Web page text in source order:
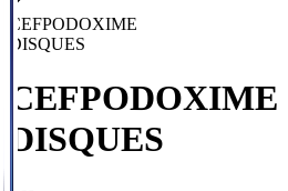
CEFPODOXIME
DISQUES
CEFPODOXIME
DISQUES